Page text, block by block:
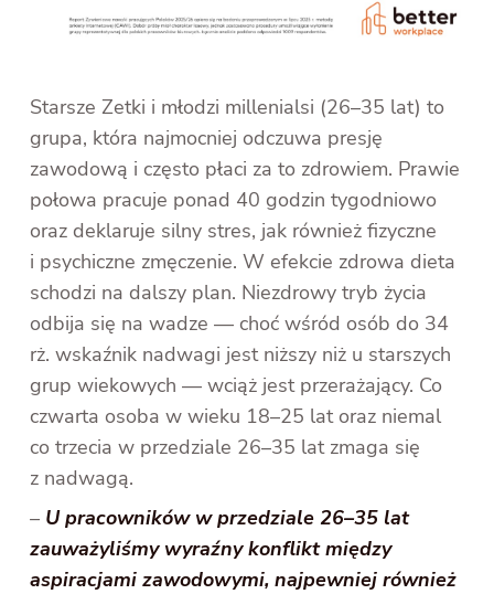
Starsze Zetki i młodzi millenialsi (26–35 lat) to
grupa, która najmocniej odczuwa presję
zawodową i często płaci za to zdrowiem. Prawie
połowa pracuje ponad 40 godzin tygodniowo
oraz deklaruje silny stres, jak również fizyczne
i psychiczne zmęczenie. W efekcie zdrowa dieta
schodzi na dalszy plan. Niezdrowy tryb życia
odbija się na wadze — choć wśród osób do 34
rż. wskaźnik nadwagi jest niższy niż u starszych
grup wiekowych — wciąż jest przerażający. Co
czwarta osoba w wieku 18–25 lat oraz niemal
co trzecia w przedziale 26–35 lat zmaga się
z nadwagą.
– U pracowników w przedziale 26–35 lat
zauważyliśmy wyraźny konflikt między
aspiracjami zawodowymi, najpewniej również